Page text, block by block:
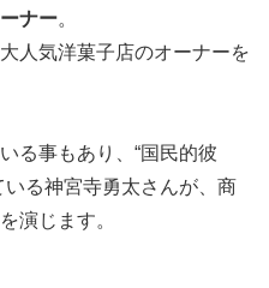
ナー。
人気洋菓子店のオーナーを
る事もあり、“国民的彼
いる神宮寺勇太さんが、商
演じます。